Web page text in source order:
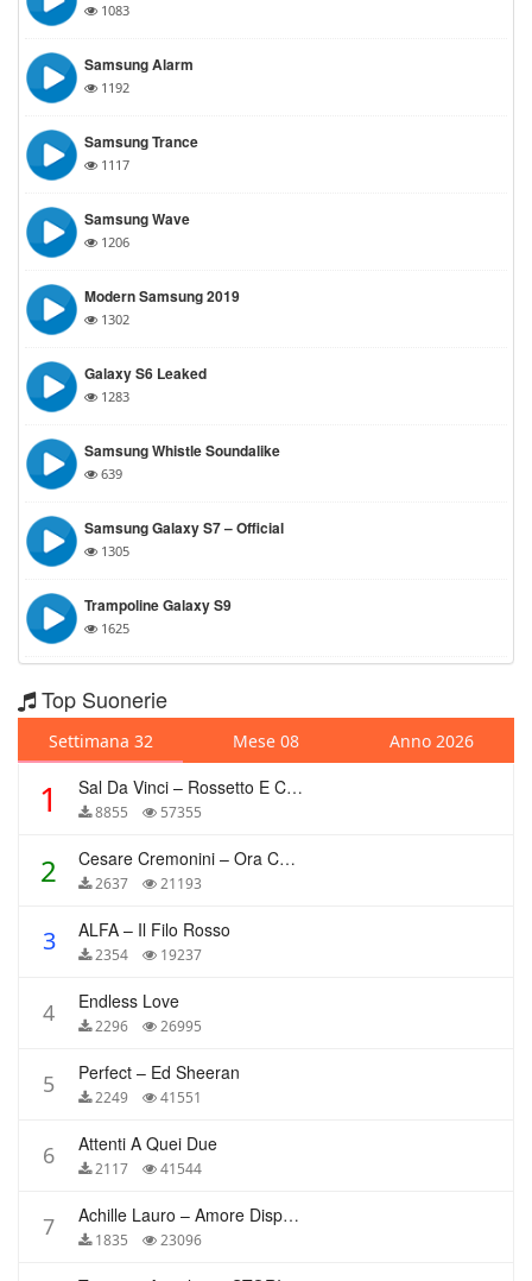
1083
Samsung Alarm
1192
Samsung Trance
1117
Samsung Wave
1206
Modern Samsung 2019
1302
Galaxy S6 Leaked
1283
Samsung Whistle Soundalike
639
Samsung Galaxy S7 – Official
1305
Trampoline Galaxy S9
1625
Top Suonerie
Settimana 32 Mese 08 Anno 2026
1 Sal Da Vinci – Rossetto E Caffè
8855 57355
2 Cesare Cremonini – Ora Che Non Ho Più Te
2637 21193
3 ALFA – Il Filo Rosso
2354 19237
4 Endless Love
2296 26995
5 Perfect – Ed Sheeran
2249 41551
6 Attenti A Quei Due
2117 41544
7 Achille Lauro – Amore Disperato
1835 23096